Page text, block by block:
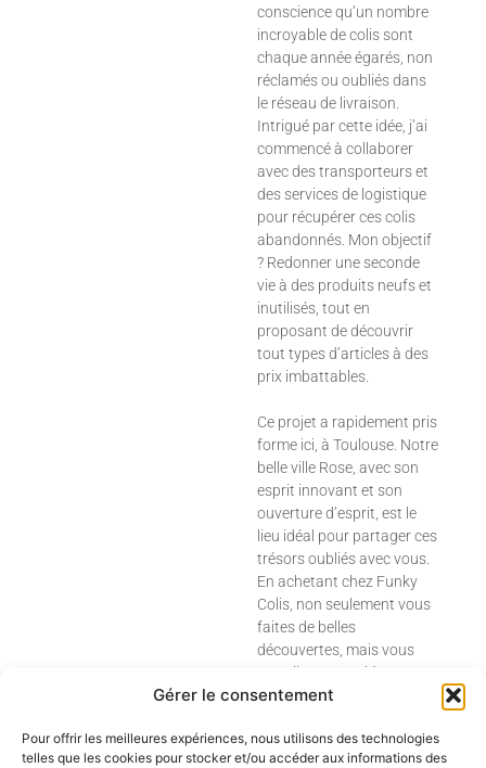
Gérer le consentement
Pour offrir les meilleures expériences, nous utilisons des technologies
telles que les cookies pour stocker et/ou accéder aux informations des
conscience qu’un nombre
incroyable de colis sont
chaque année égarés, non
réclamés ou oubliés dans
le réseau de livraison.
Intrigué par cette idée, j’ai
commencé à collaborer
avec des transporteurs et
des services de logistique
pour récupérer ces colis
abandonnés. Mon objectif
? Redonner une seconde
vie à des produits neufs et
inutilisés, tout en
proposant de découvrir
tout types d’articles à des
prix imbattables.
Ce projet a rapidement pris
forme ici, à Toulouse. Notre
belle ville Rose, avec son
esprit innovant et son
ouverture d’esprit, est le
lieu idéal pour partager ces
trésors oubliés avec vous.
En achetant chez Funky
Colis, non seulement vous
faites de belles
découvertes, mais vous
contribuez aussi à une
consommation plus
durable.